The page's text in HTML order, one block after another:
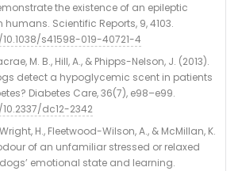
the existence of an epileptic
humans. Scientific Reports, 9, 4103.
s41598-019-40721-4
M. B., Hill, A., & Phipps-Nelson, J. (2013).
detect a hypoglycemic scent in patients
Diabetes Care, 36(7), e98–e99.
dc12-2342
H., Fleetwood-Wilson, A., & McMillan, K.
of an unfamiliar stressed or relaxed
emotional state and learning.